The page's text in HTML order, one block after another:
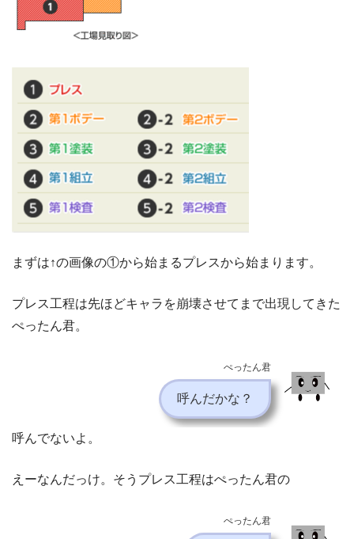
まずは↑の画像の①から始まるプレスから始まります。
プレス工程は先ほどキャラを崩壊させてまで出現してきた
ぺったん君。
ぺったん君
呼んだかな？
呼んでないよ。
えーなんだっけ。そうプレス工程はぺったん君の
ぺったん君